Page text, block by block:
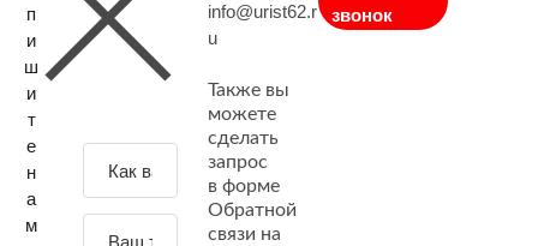
п
и
ш
и
т
е
н
а
м
info@urist62.r
u
Также вы
можете
сделать
запрос
в форме
Обратной
связи на
звонок